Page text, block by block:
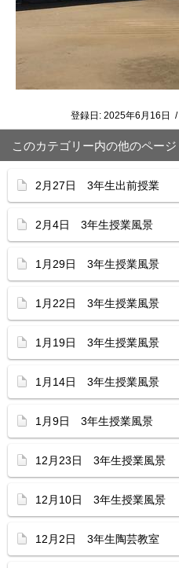
登録日: 2025年6月16日 /
このカテゴリー内の他のページ
2月27日 3年生出前授業
2月4日 3年生授業風景
1月29日 3年生授業風景
1月22日 3年生授業風景
1月19日 3年生授業風景
1月14日 3年生授業風景
1月9日 3年生授業風景
12月23日 3年生授業風景
12月10日 3年生授業風景
12月2日 3年生陶芸教室